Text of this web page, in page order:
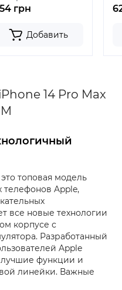
грн
Добавить
14 Pro Max
топовая модель
телефонов Apple,
все новые технологии
корпусе с
Разработанный
Apple
лучшие функции и
линейки. Важные